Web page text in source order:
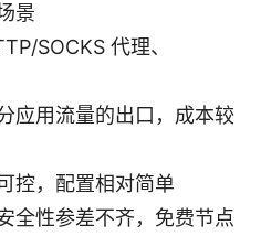
景
SOCKS 代理、
应用流量的出口，成本较
控，配置相对简单
全性参差不齐，免费节点